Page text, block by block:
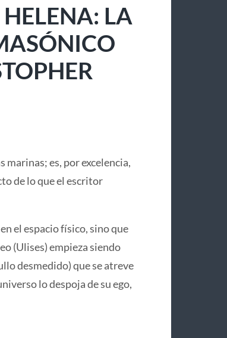
LA
marinas; es, por excelencia,
de lo que el escritor
el espacio físico, sino que
(Ulises) empieza siendo
desmedido) que se atreve
lo despoja de su ego,